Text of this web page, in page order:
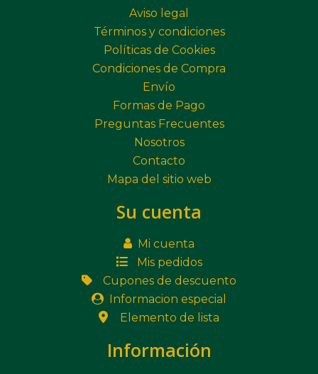
Aviso legal
Términos y condiciones
Políticas de Cookies
Condiciones de Compra
Envío
Formas de Pago
Preguntas Frecuentes
Nosotros
Contacto
Mapa del sitio web
Su cuenta
Mi cuenta
Mis pedidos
Cupones de descuento
Informacion especial
Elemento de lista
Información